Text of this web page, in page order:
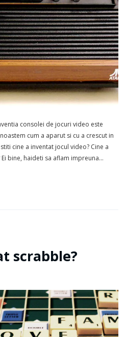
consolei de jocuri video este
cum a aparut si cu a crescut in
cine a inventat jocul video? Cine a
bine, haideti sa aflam impreuna…
scrabble?